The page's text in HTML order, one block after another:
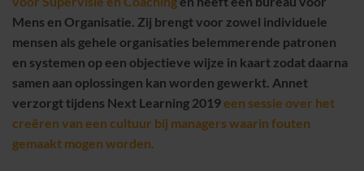
Mens en Organisatie. Zij brengt voor zowel individuele
mensen als gehele organisaties belemmerende patronen
en systemen op een objectieve wijze in kaart zodat daarna
samen aan oplossingen kan worden gewerkt. Annet
verzorgt tijdens Next Learning 2019een sessie over het
creëren van een cultuur bij managers waarin fouten
gemaakt mogen worden.